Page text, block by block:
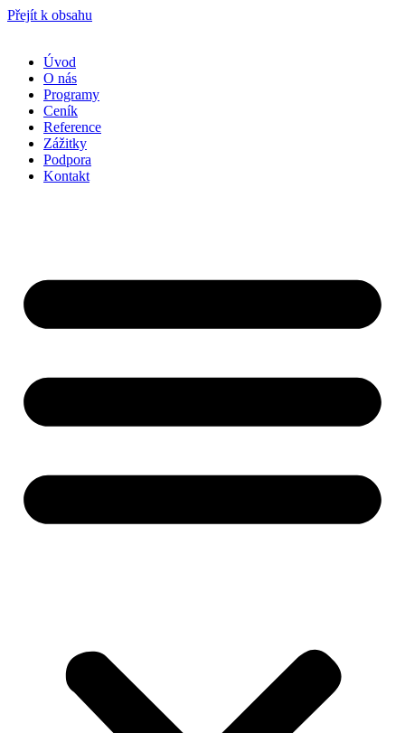
Přejít k obsahu
Úvod
O nás
Programy
Ceník
Reference
Zážitky
Podpora
Kontakt